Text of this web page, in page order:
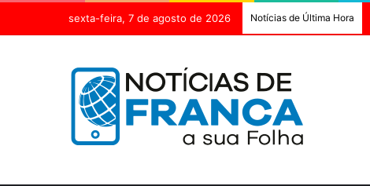
sexta-feira, 7 de agosto de 2026 Notícias de Última Hora